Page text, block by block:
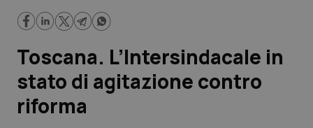
Regioni e Asl
Lavoro e Professioni
Scienza e Farmaci
Studi e Analisi
Toscana. L’Intersindacale in
stato di agitazione contro
riforma